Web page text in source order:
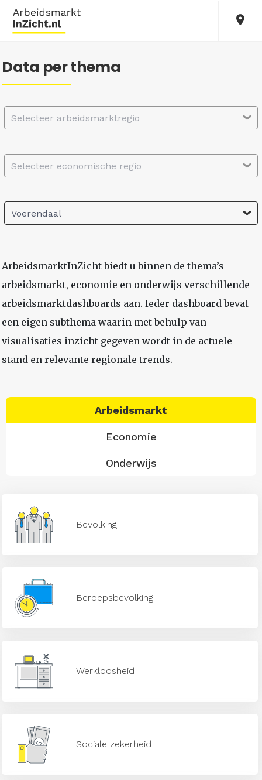
Data per thema
Selecteer arbeidsmarktregio
Selecteer economische regio
Voerendaal
ArbeidsmarktInZicht biedt u binnen de thema’s
arbeidsmarkt, economie en onderwijs verschillende
arbeidsmarktdashboards aan. Ieder dashboard bevat
een eigen subthema waarin met behulp van
visualisaties inzicht gegeven wordt in de actuele
stand en relevante regionale trends.
Arbeidsmarkt
Economie
Onderwijs
Bevolking
Beroepsbevolking
Werkloosheid
Sociale zekerheid